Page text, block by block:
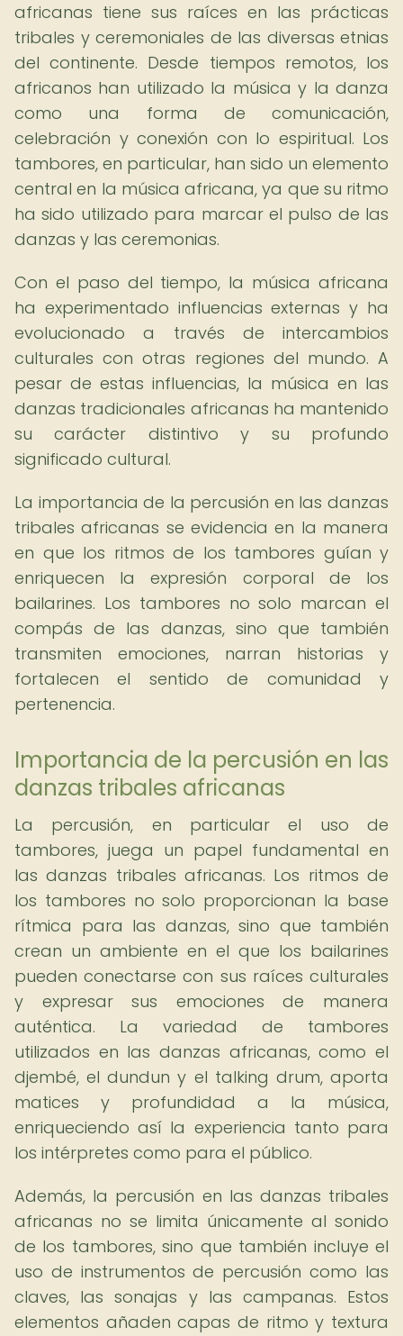
africanas tiene sus raíces en las prácticas
tribales y ceremoniales de las diversas etnias
del continente. Desde tiempos remotos, los
africanos han utilizado la música y la danza
como una forma de comunicación,
celebración y conexión con lo espiritual. Los
tambores, en particular, han sido un elemento
central en la música africana, ya que su ritmo
ha sido utilizado para marcar el pulso de las
danzas y las ceremonias.
Con el paso del tiempo, la música africana
ha experimentado influencias externas y ha
evolucionado a través de intercambios
culturales con otras regiones del mundo. A
pesar de estas influencias, la música en las
danzas tradicionales africanas ha mantenido
su carácter distintivo y su profundo
significado cultural.
La importancia de la percusión en las danzas
tribales africanas se evidencia en la manera
en que los ritmos de los tambores guían y
enriquecen la expresión corporal de los
bailarines. Los tambores no solo marcan el
compás de las danzas, sino que también
transmiten emociones, narran historias y
fortalecen el sentido de comunidad y
pertenencia.
Importancia de la percusión en las
danzas tribales africanas
La percusión, en particular el uso de
tambores, juega un papel fundamental en
las danzas tribales africanas. Los ritmos de
los tambores no solo proporcionan la base
rítmica para las danzas, sino que también
crean un ambiente en el que los bailarines
pueden conectarse con sus raíces culturales
y expresar sus emociones de manera
auténtica. La variedad de tambores
utilizados en las danzas africanas, como el
djembé, el dundun y el talking drum, aporta
matices y profundidad a la música,
enriqueciendo así la experiencia tanto para
los intérpretes como para el público.
Además, la percusión en las danzas tribales
africanas no se limita únicamente al sonido
de los tambores, sino que también incluye el
uso de instrumentos de percusión como las
claves, las sonajas y las campanas. Estos
elementos añaden capas de ritmo y textura